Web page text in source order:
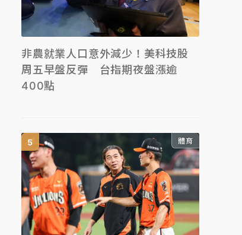
非農就業人口意外減少！美科技股
周五早盤反彈 台指期夜盤漲逾
400點
體育